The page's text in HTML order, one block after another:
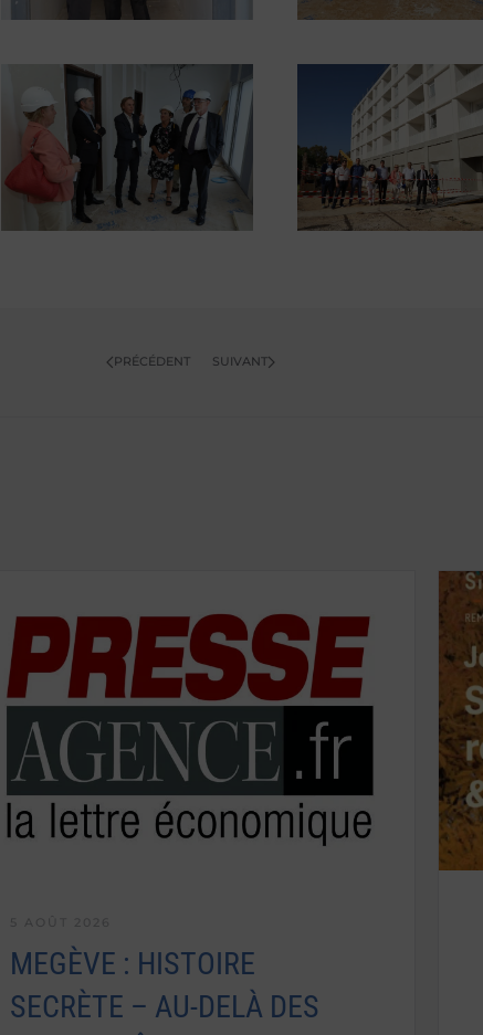
OUVRIR OUVRIR
PRÉCÉDENT SUIVANT
MEGÈVE : HISTOIRE
SECRÈTE – AU-DELÀ DES